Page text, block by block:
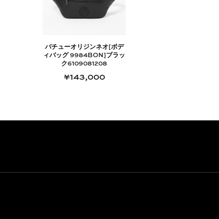
バチューオリジンネオ[ボデ
ィバッグ 9984BON]ブラッ
ク6109081208
¥143,000